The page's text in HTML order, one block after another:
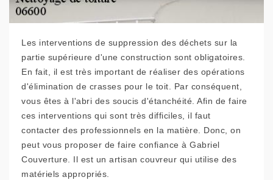
Les interventions de suppression des déchets sur la
partie supérieure d'une construction sont obligatoires.
En fait, il est très important de réaliser des opérations
d'élimination de crasses pour le toit. Par conséquent,
vous êtes à l'abri des soucis d'étanchéité. Afin de faire
ces interventions qui sont très difficiles, il faut
contacter des professionnels en la matière. Donc, on
peut vous proposer de faire confiance à Gabriel
Couverture. Il est un artisan couvreur qui utilise des
matériels appropriés.